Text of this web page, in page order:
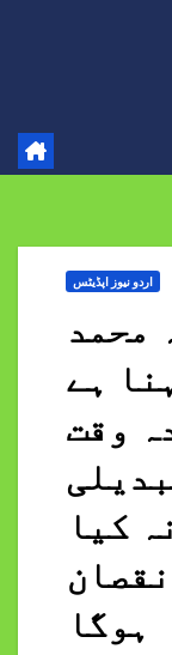
اردو نیوز اپڈیٹس
محمد
ہے
وقت
کیا
ہوگا